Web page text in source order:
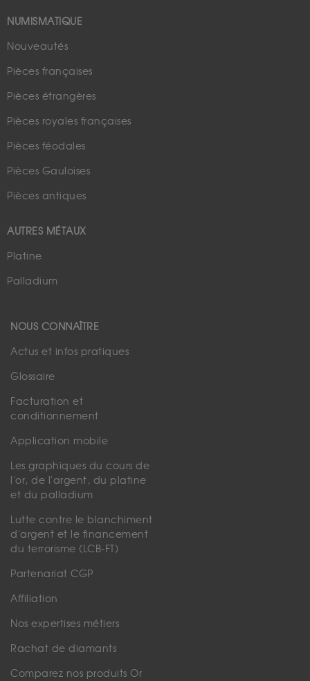
NUMISMATIQUE
Nouveautés
Pièces françaises
Pièces étrangères
Pièces royales françaises
Pièces féodales
Pièces Gauloises
Pièces antiques
AUTRES MÉTAUX
Platine
Palladium
NOUS CONNAÎTRE
Actus et infos pratiques
Glossaire
Facturation et
conditionnement
Application mobile
Les graphiques du cours de
l'or, de l'argent, du platine
et du palladium
Lutte contre le blanchiment
d'argent et le financement
du terrorisme (LCB-FT)
Partenariat CGP
Affiliation
Nos expertises métiers
Rachat de diamants
Comparez nos produits Or